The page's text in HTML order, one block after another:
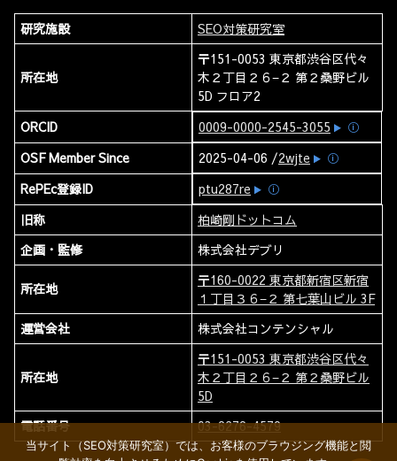
研究施設 SEO対策研究室
所在地
〒151-0053 東京都渋谷区代々
木２丁目２６−２ 第２桑野ビル
5D フロア2
ORCID
0009-0000-2545-3055
ⓘ
OSF Member Since
2025-04-06 /2wjte
ⓘ
RePEc登録ID
ptu287re
ⓘ
旧称
柏崎剛ドットコム
企画・監修
株式会社デブリ
所在地
〒160-0022 東京都新宿区新宿
１丁目３６−２ 第七葉山ビル 3F
運営会社
株式会社コンテンシャル
所在地
〒151-0053 東京都渋谷区代々
木２丁目２６−２ 第２桑野ビル
5D
電話番号
03-6276-4579
当サイト（SEO対策研究室）では、お客様のブラウジング機能と閲